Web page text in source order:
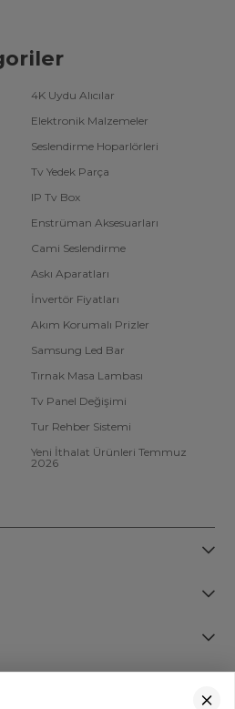
4K Uydu Alıcılar
Elektronik Malzemeler
Seslendirme Hoparlörleri
Tv Yedek Parça
IP Tv Box
Enstrüman Aksesuarları
Cami Seslendirme
Askı Aparatları
İnvertör Fiyatları
Akım Korumalı Prizler
Samsung Led Bar
Tırnak Masa Lambası
Tv Panel Değişimi
Tur Rehber Sistemi
Yeni İthalat Ürünleri Temmuz
2026